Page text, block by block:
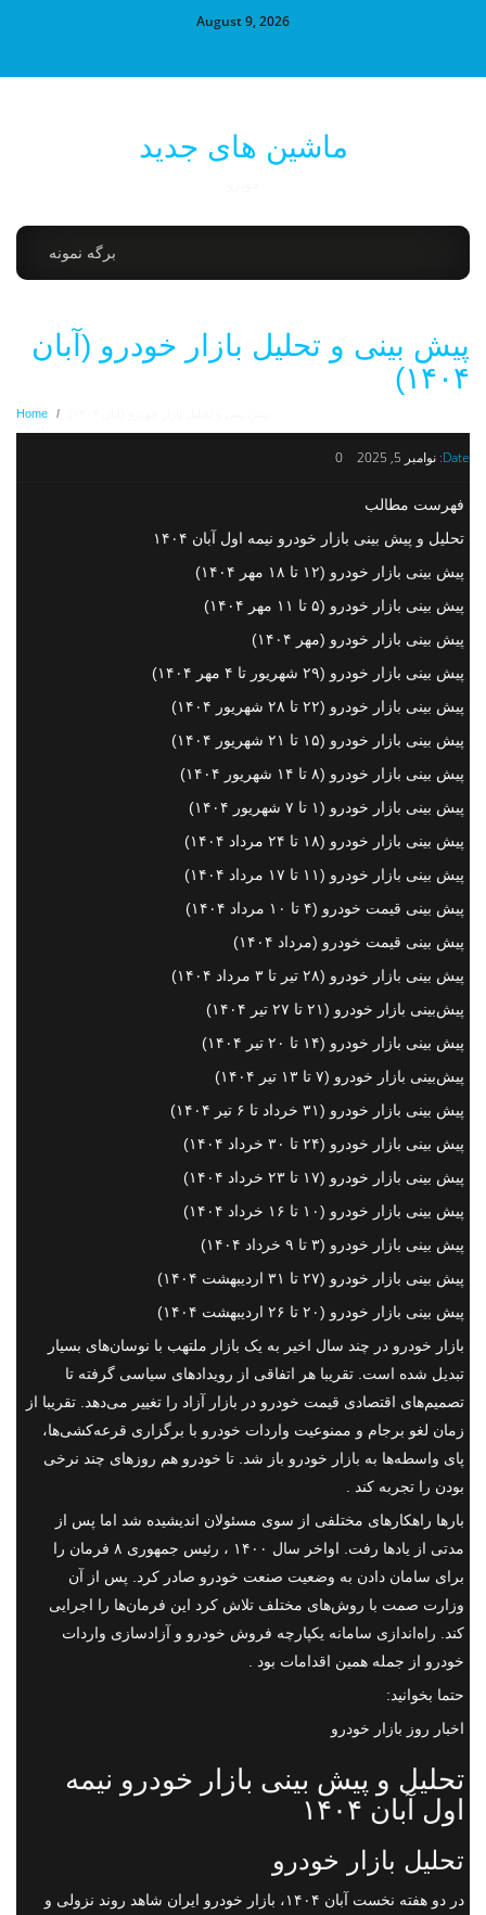
August 9, 2026
ماشین های جدید
برگه نمونه
پیش بینی و تحلیل بازار خودرو (آبان
۱۴۰۴)
Home
Date: نوامبر 5, 2025 0
فهرست مطالب
تحلیل و پیش بینی بازار خودرو نیمه اول آبان ۱۴۰۴
پیش بینی بازار خودرو (۱۲ تا ۱۸ مهر ۱۴۰۴)
پیش بینی بازار خودرو (۵ تا ۱۱ مهر ۱۴۰۴)
پیش بینی بازار خودرو (مهر ۱۴۰۴)
پیش بینی بازار خودرو (۲۹ شهریور تا ۴ مهر ۱۴۰۴)
پیش بینی بازار خودرو (۲۲ تا ۲۸ شهریور ۱۴۰۴)
پیش بینی بازار خودرو (۱۵ تا ۲۱ شهریور ۱۴۰۴)
پیش بینی بازار خودرو (۸ تا ۱۴ شهریور ۱۴۰۴)
پیش بینی بازار خودرو (۱ تا ۷ شهریور ۱۴۰۴)
پیش بینی بازار خودرو (۱۸ تا ۲۴ مرداد ۱۴۰۴)
پیش بینی بازار خودرو (۱۱ تا ۱۷ مرداد ۱۴۰۴)
پیش بینی قیمت خودرو (۴ تا ۱۰ مرداد ۱۴۰۴)
پیش بینی قیمت خودرو (مرداد ۱۴۰۴)
پیش بینی بازار خودرو (۲۸ تیر تا ۳ مرداد ۱۴۰۴)
پیش‌بینی بازار خودرو (۲۱ تا ۲۷ تیر ۱۴۰۴)
پیش بینی بازار خودرو (۱۴ تا ۲۰ تیر ۱۴۰۴)
پیش‌بینی بازار خودرو (۷ تا ۱۳ تیر ۱۴۰۴)
پیش بینی بازار خودرو (۳۱ خرداد تا ۶ تیر ۱۴۰۴)
پیش بینی بازار خودرو (۲۴ تا ۳۰ خرداد ۱۴۰۴)
پیش بینی بازار خودرو (۱۷ تا ۲۳ خرداد ۱۴۰۴)
پیش بینی بازار خودرو (۱۰ تا ۱۶ خرداد ۱۴۰۴)
پیش بینی بازار خودرو (۳ تا ۹ خرداد ۱۴۰۴)
پیش بینی بازار خودرو (۲۷ تا ۳۱ اردیبهشت ۱۴۰۴)
پیش بینی بازار خودرو (۲۰ تا ۲۶ اردیبهشت ۱۴۰۴)
بازار خودرو در چند سال اخیر به یک بازار ملتهب با نوسان‌های بسیار
تبدیل شده است. تقریبا هر اتفاقی از رویدادهای سیاسی گرفته تا
تصمیم‌های اقتصادی قیمت خودرو در بازار آزاد را تغییر می‌دهد. تقریبا از
زمان لغو برجام و ممنوعیت واردات خودرو با برگزاری قرعه‌کشی‌ها،
پای واسطه‌ها به بازار خودرو باز شد. تا خودرو هم روزهای چند نرخی
بودن را تجربه کند .
بارها راهکارهای مختلفی از سوی مسئولان اندیشیده شد اما پس از
مدتی از یادها رفت. اواخر سال ۱۴۰۰ ، رئیس جمهوری ۸ فرمان را
برای سامان دادن به وضعیت صنعت خودرو صادر کرد. پس از آن
وزارت صمت با روش‌های مختلف تلاش کرد این فرمان‌ها را اجرایی
کند. راه‌اندازی سامانه یکپارچه فروش خودرو و آزادسازی واردات
خودرو از جمله همین اقدامات بود .
حتما بخوانید:
اخبار روز بازار خودرو
تحلیل و پیش بینی بازار خودرو نیمه
اول آبان ۱۴۰۴
تحلیل بازار خودرو
در دو هفته نخست آبان ۱۴۰۴، بازار خودرو ایران شاهد روند نزولی و